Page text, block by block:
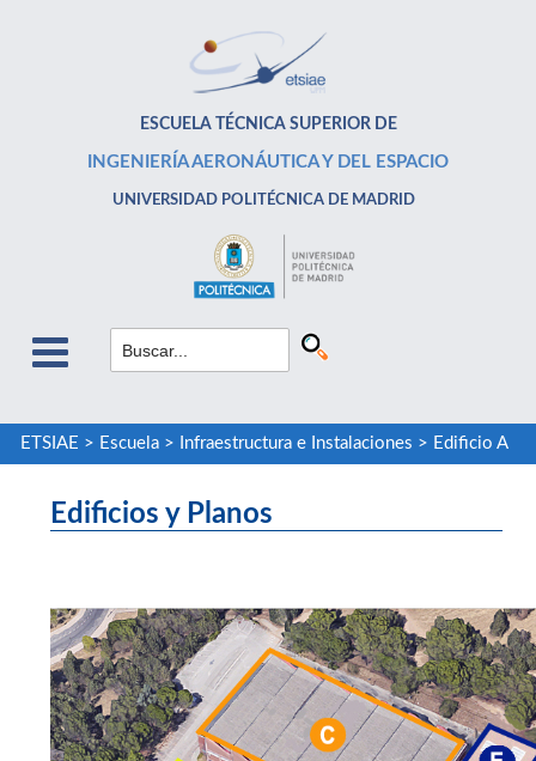
ESCUELA TÉCNICA SUPERIOR DE
INGENIERÍA AERONÁUTICA Y DEL ESPACIO
UNIVERSIDAD POLITÉCNICA DE MADRID
ETSIAE > Escuela> Infraestructura e Instalaciones > Edificio A
Edificios y Planos